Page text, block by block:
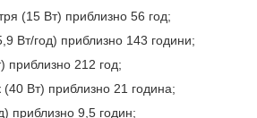
(15 Вт) приблизно 56 год;
Вт/год) приблизно 143 години;
приблизно 212 год;
(40 Вт) приблизно 21 година;
приблизно 9,5 годин;